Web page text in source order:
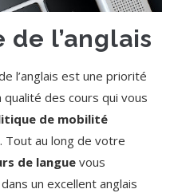
l’anglais
l’anglais est une priorité
qualité des cours qui vous
de mobilité
au long de votre
de langue vous
un excellent anglais